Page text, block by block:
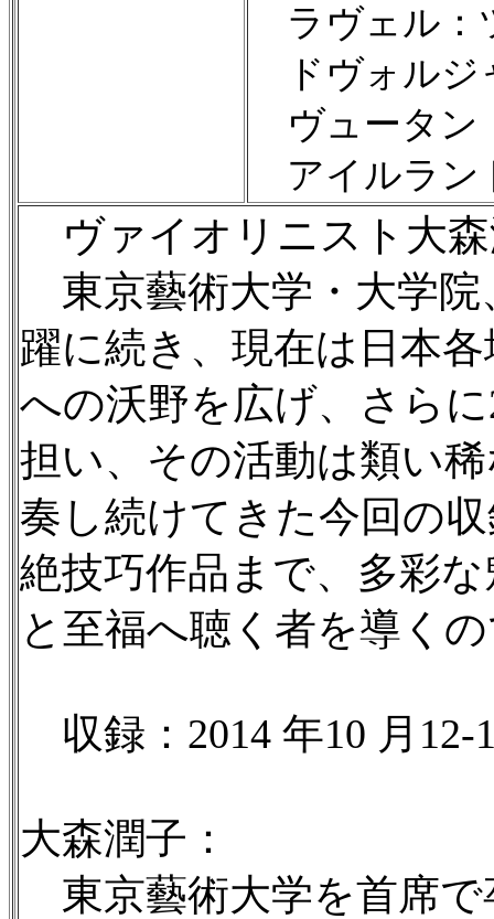
ラヴェル：
ドヴォルジ
ヴュータン
アイルラン
ヴァイオリニスト大森
東京藝術大学・大学院
躍に続き、現在は日本
への沃野を広げ、さら
担い、その活動は類い
奏し続けてきた今回の
絶技巧作品まで、多彩
と至福へ聴く者を導く
収録：2014 年10 月
大森潤子：
東京藝術大学を首席で